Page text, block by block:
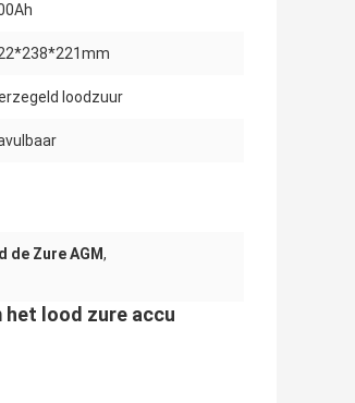
loodzuur
de Zure AGM,
het lood zure accu